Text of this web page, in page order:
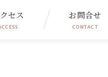
セス お問合せ
CONTACT